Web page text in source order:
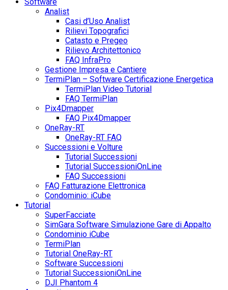
Analist
Casi d’Uso Analist
Rilievi Topografici
Catasto e Pregeo
Rilievo Architettonico
FAQ InfraPro
Gestione Impresa e Cantiere
TermiPlan – Software Certificazione Energetica
TermiPlan Video Tutorial
FAQ TermiPlan
Pix4Dmapper
FAQ Pix4Dmapper
OneRay-RT
OneRay-RT FAQ
Successioni e Volture
Tutorial Successioni
Tutorial SuccessioniOnLine
FAQ Successioni
FAQ Fatturazione Elettronica
Condominio: iCube
Tutorial
SuperFacciate
SimGara Software Simulazione Gare di Appalto
Condominio iCube
TermiPlan
Tutorial OneRay-RT
Software Successioni
Tutorial SuccessioniOnLine
DJI Phantom 4